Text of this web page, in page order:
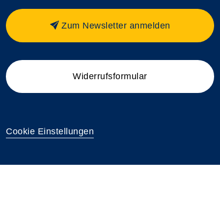
Zum Newsletter anmelden
Widerrufsformular
Cookie Einstellungen